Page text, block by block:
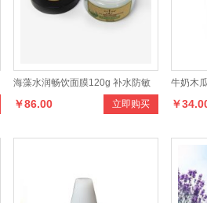
海藻水润畅饮面膜120g 补水防敏
消除暗疮及红肿 立即购买
￥86.00
牛奶木
￥